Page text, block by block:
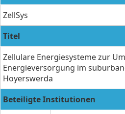
ZellSys
Titel
Zellulare Energiesysteme zur
Energieversorgung im
Hoyerswerda
Beteiligte Institutionen